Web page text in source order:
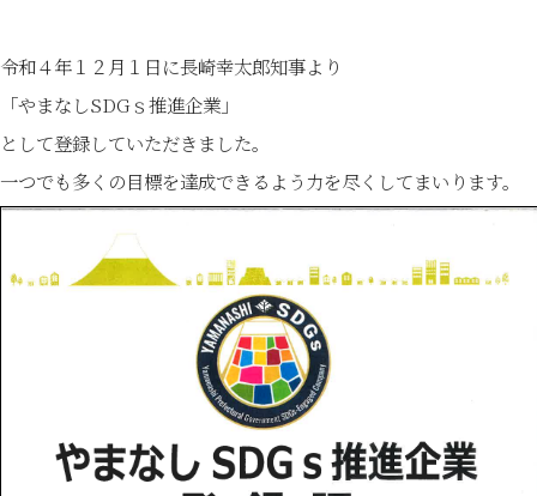
令和４年１２月１日に長崎幸太郎知事より
「やまなしSDGｓ推進企業」
として登録していただきました。
一つでも多くの目標を達成できるよう力を尽くしてまいります。